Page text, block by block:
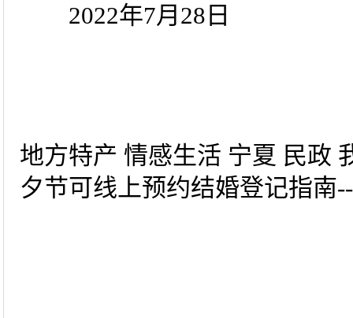
2022年7月28日
地方特产 情感生活 宁夏 民政
夕节可线上预约结婚登记指南